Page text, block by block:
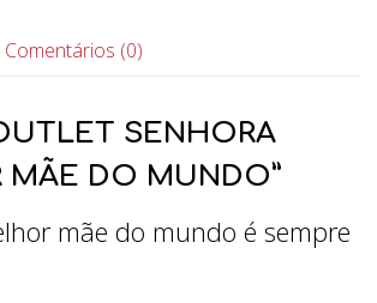
Comentários (0)
SENHORA
MÃE DO MUNDO”
mãe do mundo é sempre